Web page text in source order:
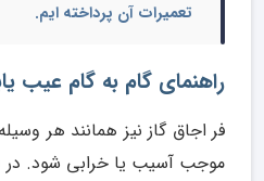
تعمیرات آن پرداخته ایم.
راهنمای گام به گام عیب
فر اجاق گاز نیز همانند هر
موجب آسیب یا خرابی شود.